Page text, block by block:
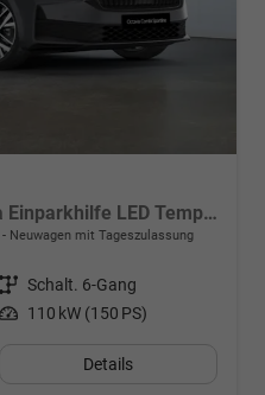
Essence 1,5 TSI 2ZoKlima Einparkhilfe LED Tempomat Digitales Cockpit 5J Garantie
Neuwagen mit Tageszulassung
Getriebe Schalt. 6-Gang
Leistung 110 kW (150 PS)
Details